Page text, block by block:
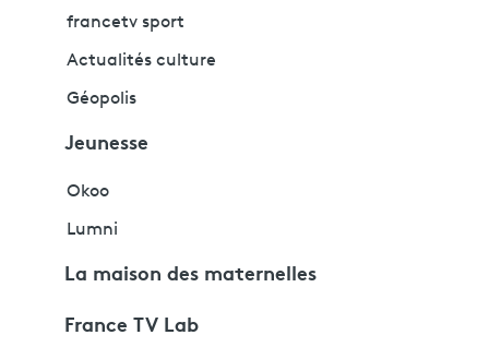
francetv sport
Actualités culture
Géopolis
Jeunesse
Okoo
Lumni
La maison des maternelles
France TV Lab